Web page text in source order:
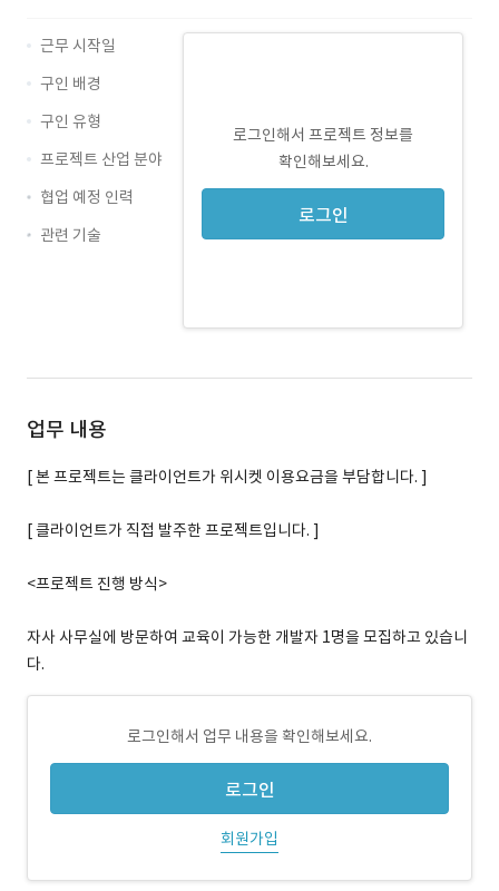
로그인해서 프로젝트 정보를
확인해보세요.
로그인
근무 시작일
구인 배경
구인 유형
프로젝트 산업 분야
협업 예정 인력
관련 기술
blockchain · 경력 무관
업무 내용
[ 본 프로젝트는 클라이언트가 위시켓 이용요금을 부담합니다. ]
[ 클라이언트가 직접 발주한 프로젝트입니다. ]
<프로젝트 진행 방식>
자사 사무실에 방문하여 교육이 가능한 개발자 1명을 모집하고 있습니
다.
로그인해서 업무 내용을 확인해보세요.
로그인
회원가입